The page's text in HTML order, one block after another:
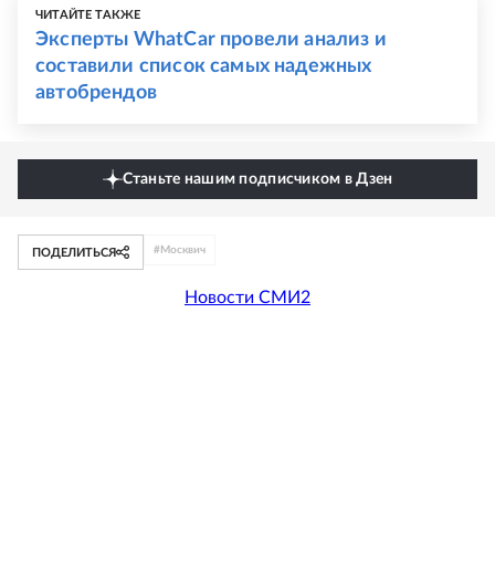
ЧИТАЙТЕ ТАКЖЕ
Эксперты WhatCar провели анализ и
составили список самых надежных
автобрендов
Станьте нашим подписчиком в Дзен
ПОДЕЛИТЬСЯ # Москвич
Новости СМИ2